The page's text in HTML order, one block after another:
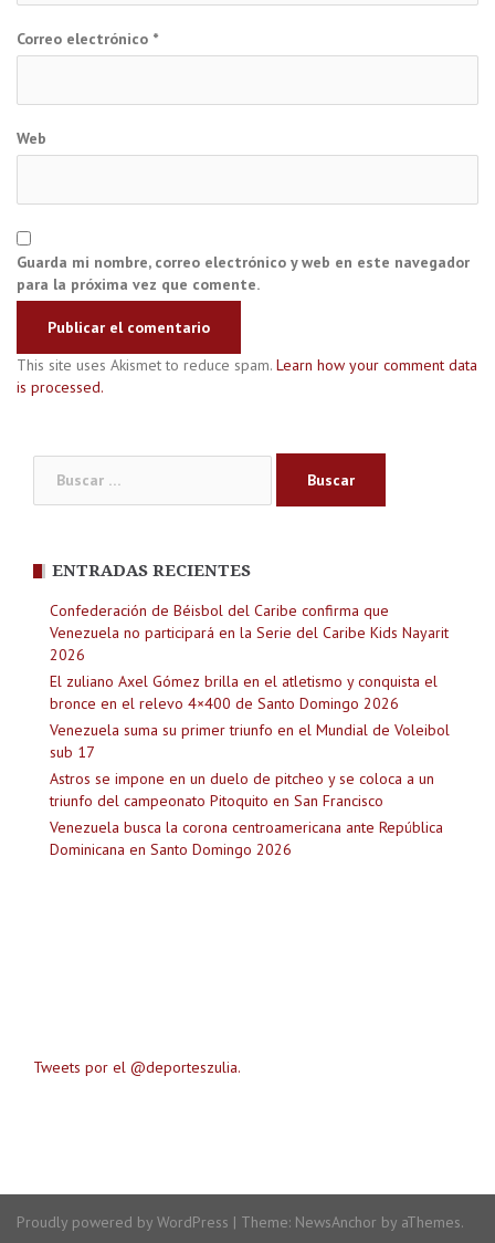
Correo electrónico *
Web
Guarda mi nombre, correo electrónico y web en este navegador
para la próxima vez que comente.
This site uses Akismet to reduce spam. Learn how your comment data
is processed.
ENTRADAS RECIENTES
Confederación de Béisbol del Caribe confirma que
Venezuela no participará en la Serie del Caribe Kids Nayarit
2026
El zuliano Axel Gómez brilla en el atletismo y conquista el
bronce en el relevo 4×400 de Santo Domingo 2026
Venezuela suma su primer triunfo en el Mundial de Voleibol
sub 17
Astros se impone en un duelo de pitcheo y se coloca a un
triunfo del campeonato Pitoquito en San Francisco
Venezuela busca la corona centroamericana ante República
Dominicana en Santo Domingo 2026
Tweets por el @deporteszulia.
Proudly powered by WordPress | Theme: NewsAnchor by aThemes.